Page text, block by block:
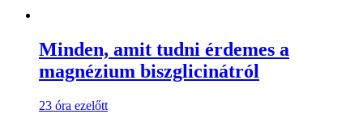
Minden, amit tudni érdemes a
magnézium biszglicinátról
23 óra ezelőtt